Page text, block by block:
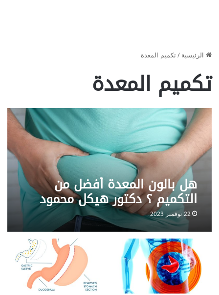
الرئيسية/تكميم المعدة
تكميم المعدة
هل بالون المعدة أفضل من
التكميم ؟ دكتور هيكل محمود
22 نوفمبر 2023